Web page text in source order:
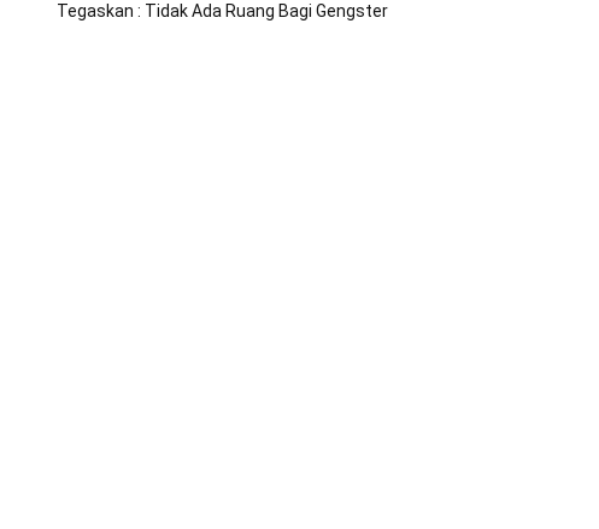
Tegaskan : Tidak Ada Ruang Bagi Gengster